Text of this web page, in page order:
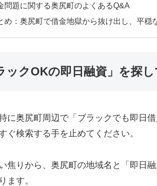
問題に関する奥尻町のよくあるQ&A
め：奥尻町で借金地獄から抜け出し、平穏
ックOKの即日融資」を探
に奥尻町周辺で「ブラックでも即日
ぐ検索する手を止めてください。
焦りから、奥尻町の地域名と「即日
ます。